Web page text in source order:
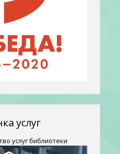
услуг
услуг библиотеки